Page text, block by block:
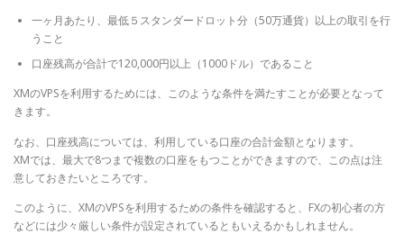
一ヶ月あたり、最低５スタンダードロット分（50万通貨）以上の取引を行
うこと
口座残高が合計で120,000円以上（1000ドル）であること
XMのVPSを利用するためには、このような条件を満たすことが必要となって
きます。
なお、口座残高については、利用している口座の合計金額となります。
XMでは、最大で8つまで複数の口座をもつことができますので、この点は注
意しておきたいところです。
このように、XMのVPSを利用するための条件を確認すると、FXの初心者の方
などには少々厳しい条件が設定されているともいえるかもしれません。